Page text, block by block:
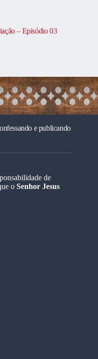
– Episódio 03
e publicando
de
o Senhor Jesus